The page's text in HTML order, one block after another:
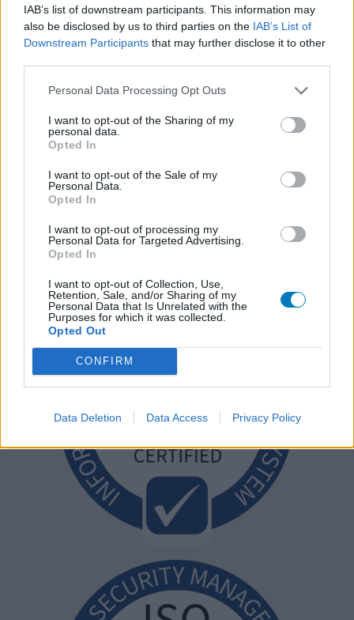
IAB’s list of downstream participants. This information may
also be disclosed by us to third parties on the IAB’s List of
Downstream Participants that may further disclose it to other
Personal Data Processing Opt Outs
I want to opt-out of the Sharing of my
personal data.
Opted In
I want to opt-out of the Sale of my
Personal Data.
Opted In
I want to opt-out of processing my
Personal Data for Targeted Advertising.
Opted In
I want to opt-out of Collection, Use,
Retention, Sale, and/or Sharing of my
Personal Data that Is Unrelated with the
Purposes for which it was collected.
Opted Out
CONFIRM
Data Deletion Data Access Privacy Policy